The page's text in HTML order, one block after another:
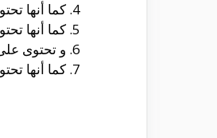
كما أنها تحتوى
كما أنها تحتوى
و تحتوى
كما أنها